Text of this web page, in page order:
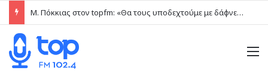
Μ. Πόκκιας στον topfm: «Θα τους υποδεχτούμε με δάφνες και πικροδάφνες» –Η ειρωνική “υποδοχή” στον υβριδικό σταθμό (ηχητικό)